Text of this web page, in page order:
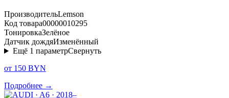
ПроизводительLemson
Код товара00000010295
ТонировкаЗелёное
Датчик дождяИзменённый
Ещё 1 параметрСвернуть
от 150 BYN
Подробнее →